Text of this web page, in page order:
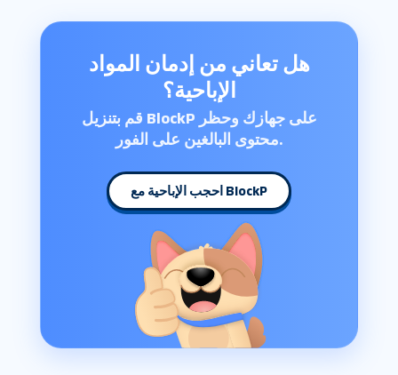
هل تعاني من إدمان المواد
الإباحية؟
قم بتنزيل BlockP على جهازك وحظر
محتوى البالغين على الفور.
احجب الإباحية مع BlockP